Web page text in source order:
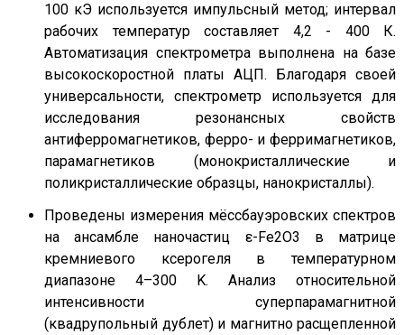
100 кЭ используется импульсный метод; интервал
рабочих температур составляет 4,2 - 400 К.
Автоматизация спектрометра выполнена на базе
высокоскоростной платы АЦП. Благодаря своей
универсальности, спектрометр используется для
исследования резонансных свойств
антиферромагнетиков, ферро- и ферримагнетиков,
парамагнетиков (монокристаллические и
поликристаллические образцы, нанокристаллы).
Проведены измерения мёссбауэровских спектров
на ансамбле наночастиц ε-Fe2O3 в матрице
кремниевого ксерогеля в температурном
диапазоне 4–300 K. Анализ относительной
интенсивности суперпарамагнитной
(квадрупольный дублет) и магнитно расщепленной